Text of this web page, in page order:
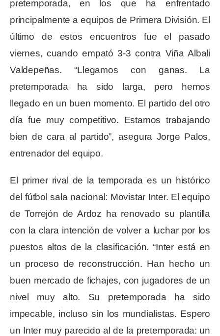
pretemporada, en los que ha enfrentado
principalmente a equipos de Primera División. El
último de estos encuentros fue el pasado
viernes, cuando empató 3-3 contra Viña Albali
Valdepeñas. “Llegamos con ganas. La
pretemporada ha sido larga, pero hemos
llegado en un buen momento. El partido del otro
día fue muy competitivo. Estamos trabajando
bien de cara al partido”, asegura Jorge Palos,
entrenador del equipo.
El primer rival de la temporada es un histórico
del fútbol sala nacional: Movistar Inter. El equipo
de Torrejón de Ardoz ha renovado su plantilla
con la clara intención de volver a luchar por los
puestos altos de la clasificación. “Inter está en
un proceso de reconstrucción. Han hecho un
buen mercado de fichajes, con jugadores de un
nivel muy alto. Su pretemporada ha sido
impecable, incluso sin los mundialistas. Espero
un Inter muy parecido al de la pretemporada: un